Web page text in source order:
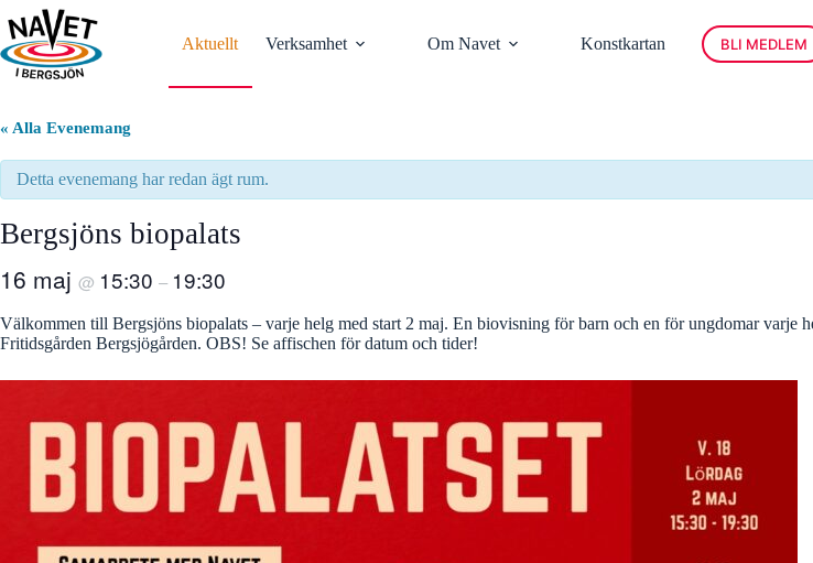
Hoppa
till
innehåll
Aktuellt Verksamhet Om Navet Konstkartan BLI MEDLEM
« Alla Evenemang
Detta evenemang har redan ägt rum.
Bergsjöns biopalats
16 maj @ 15:30 – 19:30
Välkommen till Bergsjöns biopalats – varje helg med start 2 maj. En biovisning för barn och en för ungdomar varje
Fritidsgården Bergsjögården. OBS! Se affischen för datum och tider!